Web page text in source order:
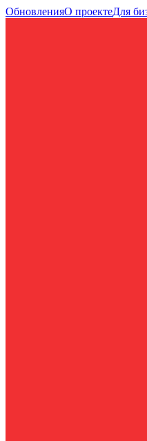
ОбновленияО проектеДля